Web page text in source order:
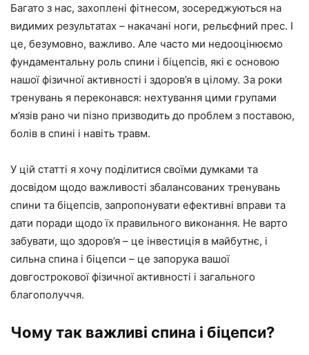
Багато з нас, захоплені фітнесом, зосереджуються на
видимих результатах – накачані ноги, рельєфний прес. І
це, безумовно, важливо. Але часто ми недооцінюємо
фундаментальну роль спини і біцепсів, які є основою
нашої фізичної активності і здоров’я в цілому. За роки
тренувань я переконався: нехтування цими групами
м’язів рано чи пізно призводить до проблем з поставою,
болів в спині і навіть травм.
У цій статті я хочу поділитися своїми думками та
досвідом щодо важливості збалансованих тренувань
спини та біцепсів, запропонувати ефективні вправи та
дати поради щодо їх правильного виконання. Не варто
забувати, що здоров’я – це інвестиція в майбутнє, і
сильна спина і біцепси – це запорука вашої
довгострокової фізичної активності і загального
благополуччя.
Чому так важливі спина і біцепси?